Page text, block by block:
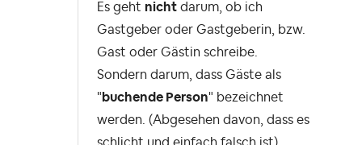
Es geht nicht darum, ob ich
Gastgeber oder Gastgeberin, bzw.
Gast oder Gästin schreibe.
Sondern darum, dass Gäste als
" buchende Person" bezeichnet
werden. (Abgesehen davon, dass es